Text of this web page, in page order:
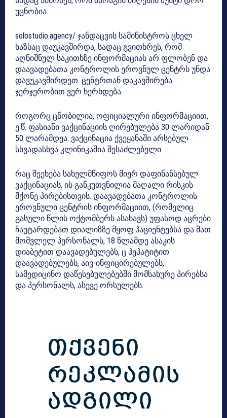
უცნობია.
solostudio.agency/ ჯანდაცვის სამინისტროს ცხელ
ხაზსაც დაუკავშირდა, სადაც გვითხრეს, რომ
აღნიშნულ საკითხზე ინფორმაციას არ ფლობენ და
დაავადებათა კონტროლის ეროვნულ ცენტრს უნდა
დავუკავშირდეთ. ცენტრთან დაკავშირება
ჯერჯერობით ვერ ხერხდება.
როგორც ცნობილია, ოფიციალური ინფორმაციით,
ე.წ. ფასიანი ვაქცინაციის ღირებულება 30 ლარიდან
50 ლარამდეა. ვაქცინაცია ქვეყანაში არსებულ
სხვადასხვა კლინიკაშია შესაძლებელი.
რაც შეეხება სახელმწიფოს მიერ დაფინანსებულ
ვაქცინაციას, ის განკუთვნილია მაღალი რისკის
მქონე პირებისთვის. დაავადებათა კონტროლის
ეროვნული ცენტრის ინფორმაციით, (რომელიც
გასული წლის ოქტომბერს ასახავს) უფასოდ აცრები
ჩაუტარდებათ დიალიზზე მყოფ პაციენტებსა და მათ
მომვლელ პერსონალს, 18 წლამდე ასაკის
დიაბეტით დაავადებულებს, ც ჰეპატიტით
დაავადებულებს, აივ-ინფიცირებულებს,
სამედიცინო დაწესებულებებში მომსახურე პირებსა
და პერსონალს, ასევე ორსულებს.